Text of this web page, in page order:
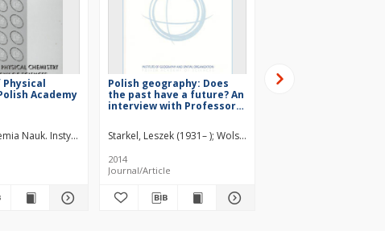
Academy
Nauk. Instytut Chemii Fizycznej.
Polish geography: Does
the past have a future? An
interview with Professor
Starkel, Leszek (1931– ) Wolski, Jacek (1971– )
2014
Journal/Article
Down dead wood in a